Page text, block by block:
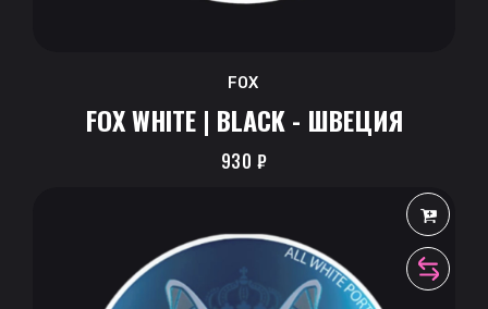
FOX
FOX WHITE | BLACK - ШВЕЦИЯ
930 ₽